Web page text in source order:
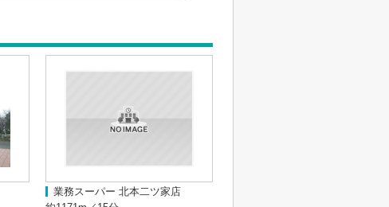
業務スーパー 北本二ツ家店